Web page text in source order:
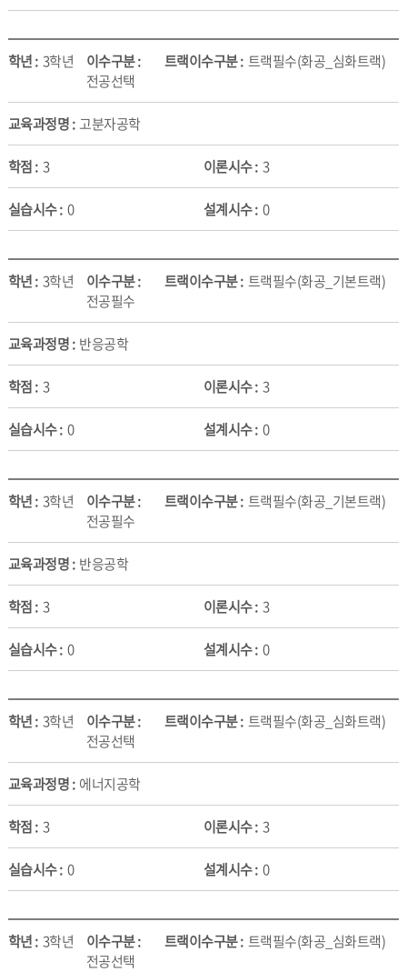
3학년
전공선택
트랙필수(화공_심화트랙)
고분자공학
3 3
0 0
3학년
전공필수
트랙필수(화공_기본트랙)
반응공학
3 3
0 0
3학년
전공필수
트랙필수(화공_기본트랙)
반응공학
3 3
0 0
3학년
전공선택
트랙필수(화공_심화트랙)
에너지공학
3 3
0 0
3학년
전공선택
트랙필수(화공_심화트랙)